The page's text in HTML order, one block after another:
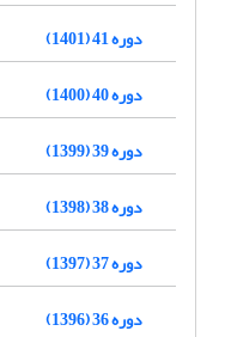
دوره 41 (1401)
دوره 40 (1400)
دوره 39 (1399)
دوره 38 (1398)
دوره 37 (1397)
دوره 36 (1396)